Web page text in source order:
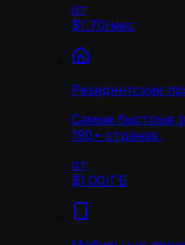
от
$1.70/мес
Резидентские
Самые быстрые
190+ странах.
от
$1.00/ГБ